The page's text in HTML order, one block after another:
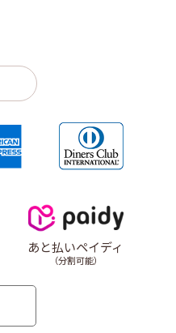
あと払いペイディ
（分割可能）